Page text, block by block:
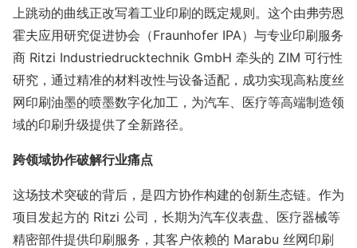
上跳动的曲线正改写着工业印刷的既定规则。这个由弗劳恩
霍夫应用研究促进协会（Fraunhofer IPA）与专业印刷服务
商 Ritzi Industriedrucktechnik GmbH 牵头的 ZIM 可行性
研究，通过精准的材料改性与设备适配，成功实现高粘度丝
网印刷油墨的喷墨数字化加工，为汽车、医疗等高端制造领
域的印刷升级提供了全新路径。
跨领域协作破解行业痛点
这场技术突破的背后，是四方协作构建的创新生态链。作为
项目发起方的 Ritzi 公司，长期为汽车仪表盘、医疗器械等
精密部件提供印刷服务，其客户依赖的 Marabu 丝网印刷